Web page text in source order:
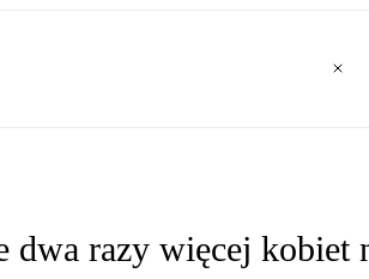
dwa razy więcej kobiet